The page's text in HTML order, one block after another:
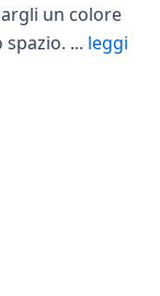
un colore
... leggi